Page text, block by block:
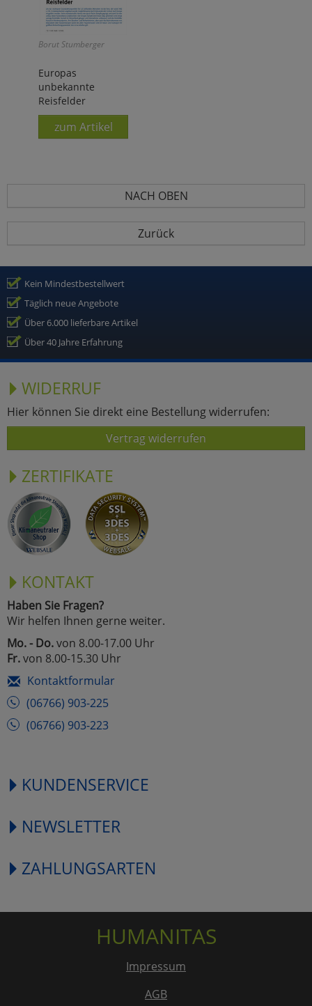
Borut Stumberger
Europas
unbekannte
Reisfelder
zum Artikel
NACH OBEN
Zurück
Kein Mindestbestellwert
Täglich neue Angebote
Über 6.000 lieferbare Artikel
Über 40 Jahre Erfahrung
WIDERRUF
Hier können Sie direkt eine Bestellung widerrufen:
Vertrag widerrufen
ZERTIFIKATE
KONTAKT
Haben Sie Fragen?
Wir helfen Ihnen gerne weiter.
Mo. - Do.von 8.00-17.00 Uhr
Fr.von 8.00-15.30 Uhr
Kontaktformular
(06766) 903-225
(06766) 903-223
KUNDENSERVICE
NEWSLETTER
ZAHLUNGSARTEN
HUMANITAS
Impressum
AGB